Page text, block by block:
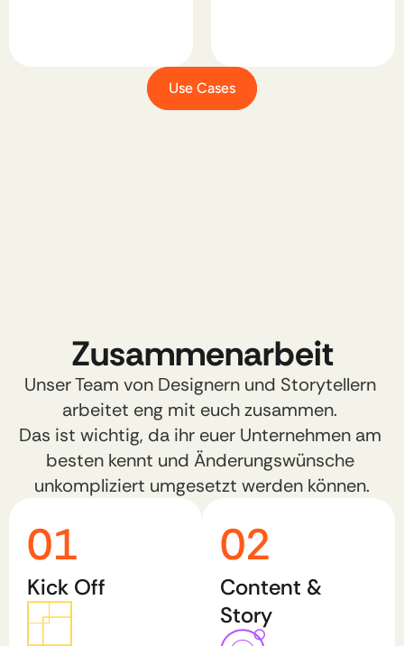
Use Cases
Zusammenarbeit​
Unser Team von Designern und Storytellern
arbeitet eng mit euch zusammen.​
Das ist wichtig, da ihr euer Unternehmen am
besten kennt und Änderungswünsche
unkompliziert umgesetzt werden können.
01
Kick Off​
02
Content &
Story​